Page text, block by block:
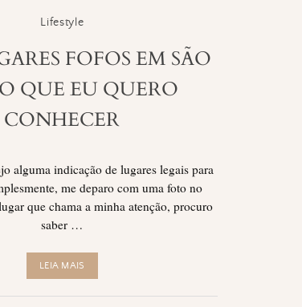
Lifestyle
FOFOS EM SÃO
QUE EU QUERO
CONHECER
alguma indicação de lugares legais para
me deparo com uma foto no
que chama a minha atenção, procuro
saber …
LEIA MAIS